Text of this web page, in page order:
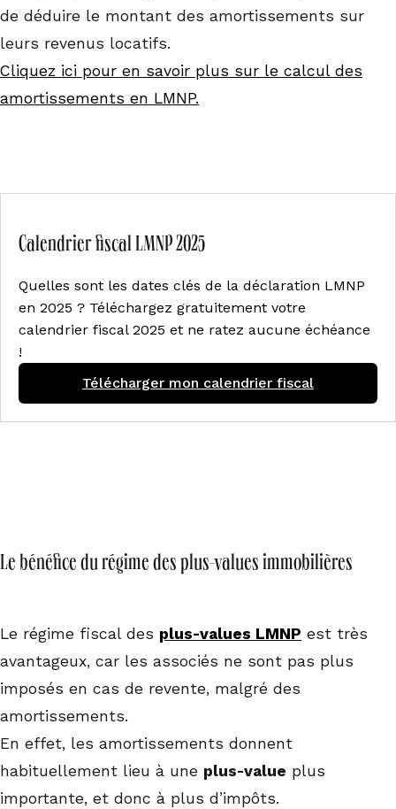
de déduire le montant des amortissements sur
leurs revenus locatifs.
Cliquez ici pour en savoir plus sur le calcul des
amortissements en LMNP.
Calendrier fiscal LMNP 2025
Quelles sont les dates clés de la déclaration LMNP
en 2025 ? Téléchargez gratuitement votre
calendrier fiscal 2025 et ne ratez aucune échéance
!
Télécharger mon calendrier fiscal
Le bénéfice du régime des plus-values immobilières
Le régime fiscal des plus-values LMNP est très
avantageux, car les associés ne sont pas plus
imposés en cas de revente, malgré des
amortissements.
En effet, les amortissements donnent
habituellement lieu à une plus-value plus
importante, et donc à plus d’impôts.